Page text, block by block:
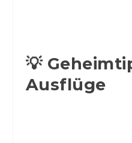
💡
Ausflüge